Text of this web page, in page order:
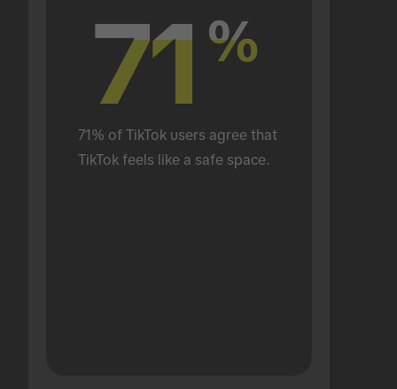
71 %
71 %
71% of TikTok users agree that
TikTok feels like a safe space.